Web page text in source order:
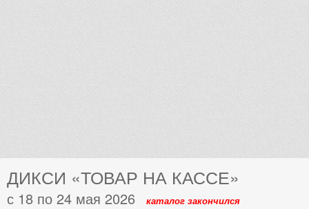
ДИКСИ «ТОВАР НА КАССЕ»
с 18 по 24 мая 2026
каталог закончился